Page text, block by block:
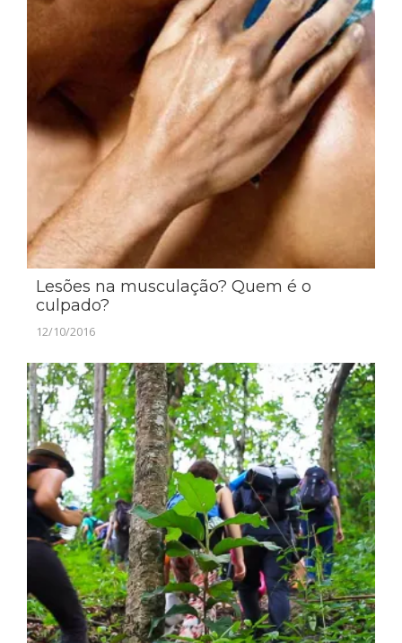
Lesões na musculação? Quem é o
culpado?
12/10/2016